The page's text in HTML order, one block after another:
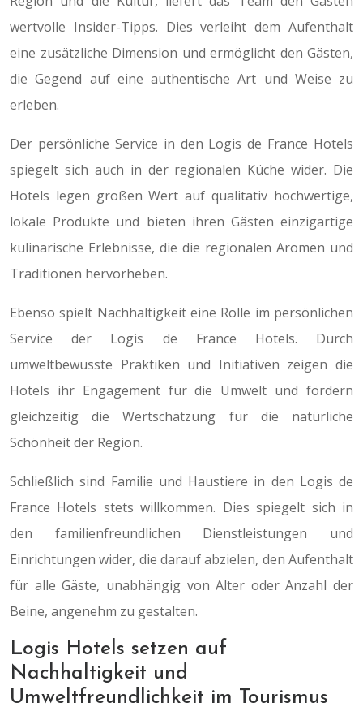
wertvolle Insider-Tipps. Dies verleiht dem Aufenthalt
eine zusätzliche Dimension und ermöglicht den Gästen,
die Gegend auf eine authentische Art und Weise zu
erleben.
Der persönliche Service in den Logis de France Hotels
spiegelt sich auch in der regionalen Küche wider. Die
Hotels legen großen Wert auf qualitativ hochwertige,
lokale Produkte und bieten ihren Gästen einzigartige
kulinarische Erlebnisse, die die regionalen Aromen und
Traditionen hervorheben.
Ebenso spielt Nachhaltigkeit eine Rolle im persönlichen
Service der Logis de France Hotels. Durch
umweltbewusste Praktiken und Initiativen zeigen die
Hotels ihr Engagement für die Umwelt und fördern
gleichzeitig die Wertschätzung für die natürliche
Schönheit der Region.
Schließlich sind Familie und Haustiere in den Logis de
France Hotels stets willkommen. Dies spiegelt sich in
den familienfreundlichen Dienstleistungen und
Einrichtungen wider, die darauf abzielen, den Aufenthalt
für alle Gäste, unabhängig von Alter oder Anzahl der
Beine, angenehm zu gestalten.
Logis Hotels setzen auf
Nachhaltigkeit und
Umweltfreundlichkeit im Tourismus